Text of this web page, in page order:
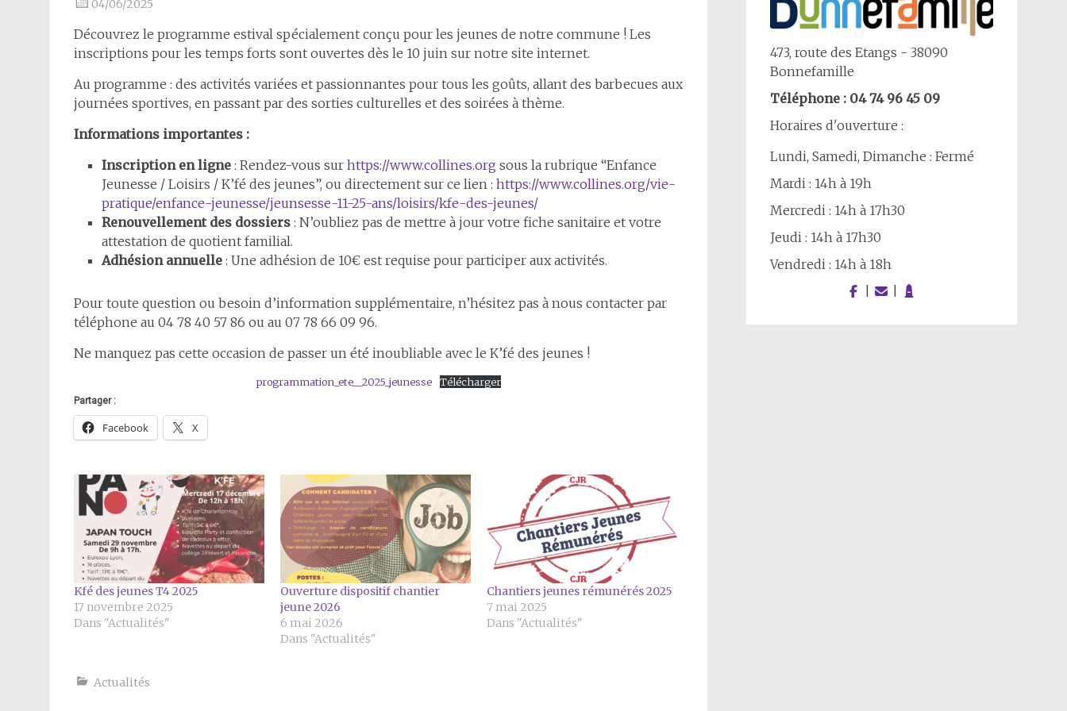
04/06/2025
Découvrez le programme estival spécialement conçu pour les jeunes de notre commune ! Les
inscriptions pour les temps forts sont ouvertes dès le 10 juin sur notre site internet.
Au programme : des activités variées et passionnantes pour tous les goûts, allant des barbecues aux
journées sportives, en passant par des sorties culturelles et des soirées à thème.
Informations importantes :
Inscription en ligne : Rendez-vous sur https://www.collines.org sous la rubrique “Enfance
Jeunesse / Loisirs / K’fé des jeunes”, ou directement sur ce lien : https://www.collines.org/vie-
pratique/enfance-jeunesse/jeunsesse-11-25-ans/loisirs/kfe-des-jeunes/
Renouvellement des dossiers : N’oubliez pas de mettre à jour votre fiche sanitaire et votre
attestation de quotient familial.
Adhésion annuelle : Une adhésion de 10€ est requise pour participer aux activités.
Pour toute question ou besoin d’information supplémentaire, n’hésitez pas à nous contacter par
téléphone au 04 78 40 57 86 ou au 07 78 66 09 96.
Ne manquez pas cette occasion de passer un été inoubliable avec le K’fé des jeunes !
programmation_ete__2025_jeunesse Télécharger
Partager :
Facebook X
Kfé des jeunes T4 2025
17 novembre 2025
Dans "Actualités"
Ouverture dispositif chantier
jeune 2026
6 mai 2026
Dans "Actualités"
Chantiers jeunes rémunérés 2025
7 mai 2025
Dans "Actualités"
Actualités
473, route des Etangs - 38090
Bonnefamille
Téléphone : 04 74 96 45 09
Horaires d'ouverture :
Lundi, Samedi, Dimanche : Fermé
Mardi : 14h à 19h
Mercredi : 14h à 17h30
Jeudi : 14h à 17h30
Vendredi : 14h à 18h